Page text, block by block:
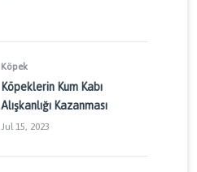
Köpek
Köpeklerin Kum Kabı
Alışkanlığı Kazanması
Jul 15, 2023